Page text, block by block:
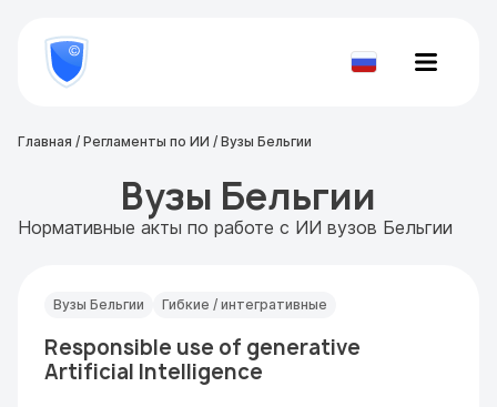
800
777-
81-Проверить
Главная / Регламенты по ИИ / Вузы Бельгии
Вузы Бельгии
Нормативные акты по работе с ИИ вузов Бельгии
Вузы Бельгии Гибкие / интегративные
Responsible use of generative
Artificial Intelligence